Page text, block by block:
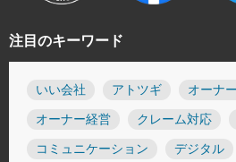
注目のキーワード
いい会社 アトツギ オーナ
オーナー経営 クレーム対応
コミュニケーション デジタル